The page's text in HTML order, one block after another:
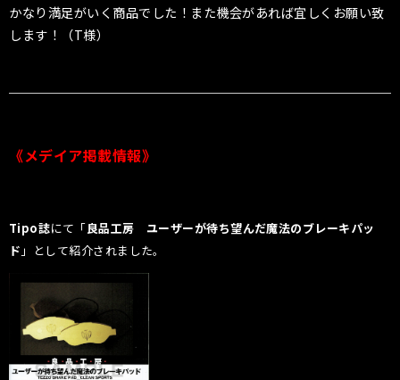
かなり満足がいく商品でした！また機会があれば宜しくお願い致
します！（T様）
《メデイア掲載情報》
Tipo誌にて「良品工房 ユーザーが待ち望んだ魔法のブレーキパッ
ド 」として紹介されました。